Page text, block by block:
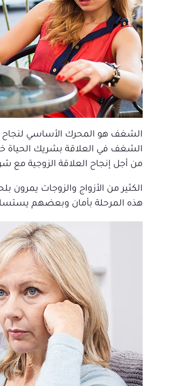
الشغف هو المحرك الأساسي لنجاح
الشغف في العلاقة بشريك الحياة
من أجل إنجاح العلاقة الزوجية مع
الكثير من الأزواج والزوجات
هذه المرحلة بأمان وبعضهم